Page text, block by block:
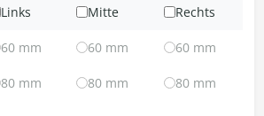
Links Mitte Rechts
60 mm 60 mm 60 mm
80 mm 80 mm 80 mm